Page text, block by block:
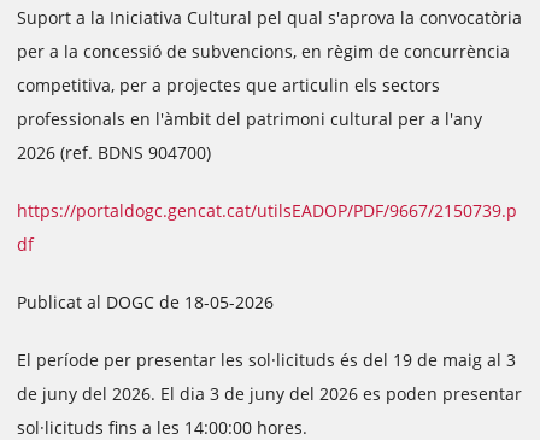
Suport a la Iniciativa Cultural pel qual s'aprova la convocatòria
per a la concessió de subvencions, en règim de concurrència
competitiva, per a projectes que articulin els sectors
professionals en l'àmbit del patrimoni cultural per a l'any
2026 (ref. BDNS 904700)
https://portaldogc.gencat.cat/utilsEADOP/PDF/9667/2150739.p
df
Publicat al DOGC de 18-05-2026
El període per presentar les sol·licituds és del 19 de maig al 3
de juny del 2026. El dia 3 de juny del 2026 es poden presentar
sol·licituds fins a les 14:00:00 hores.